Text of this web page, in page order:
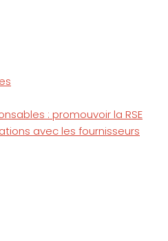
: promouvoir la RSE
avec les fournisseurs